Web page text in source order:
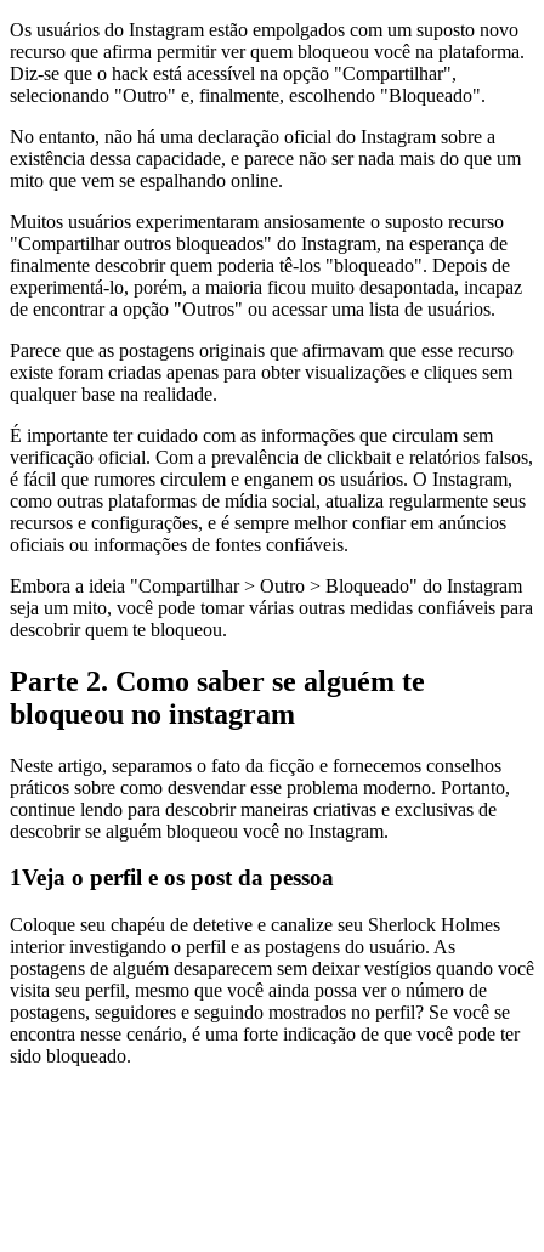
Os usuários do Instagram estão empolgados com um suposto novo
recurso que afirma permitir ver quem bloqueou você na plataforma.
Diz-se que o hack está acessível na opção "Compartilhar",
selecionando "Outro" e, finalmente, escolhendo "Bloqueado".
No entanto, não há uma declaração oficial do Instagram sobre a
existência dessa capacidade, e parece não ser nada mais do que um
mito que vem se espalhando online.
Muitos usuários experimentaram ansiosamente o suposto recurso
"Compartilhar outros bloqueados" do Instagram, na esperança de
finalmente descobrir quem poderia tê-los "bloqueado". Depois de
experimentá-lo, porém, a maioria ficou muito desapontada, incapaz
de encontrar a opção "Outros" ou acessar uma lista de usuários.
Parece que as postagens originais que afirmavam que esse recurso
existe foram criadas apenas para obter visualizações e cliques sem
qualquer base na realidade.
É importante ter cuidado com as informações que circulam sem
verificação oficial. Com a prevalência de clickbait e relatórios falsos,
é fácil que rumores circulem e enganem os usuários. O Instagram,
como outras plataformas de mídia social, atualiza regularmente seus
recursos e configurações, e é sempre melhor confiar em anúncios
oficiais ou informações de fontes confiáveis.
Embora a ideia "Compartilhar > Outro > Bloqueado" do Instagram
seja um mito, você pode tomar várias outras medidas confiáveis para
descobrir quem te bloqueou.
Parte 2. Como saber se alguém te
bloqueou no instagram
Neste artigo, separamos o fato da ficção e fornecemos conselhos
práticos sobre como desvendar esse problema moderno. Portanto,
continue lendo para descobrir maneiras criativas e exclusivas de
descobrir se alguém bloqueou você no Instagram.
1Veja o perfil e os post da pessoa
Coloque seu chapéu de detetive e canalize seu Sherlock Holmes
interior investigando o perfil e as postagens do usuário. As
postagens de alguém desaparecem sem deixar vestígios quando você
visita seu perfil, mesmo que você ainda possa ver o número de
postagens, seguidores e seguindo mostrados no perfil? Se você se
encontra nesse cenário, é uma forte indicação de que você pode ter
sido bloqueado.